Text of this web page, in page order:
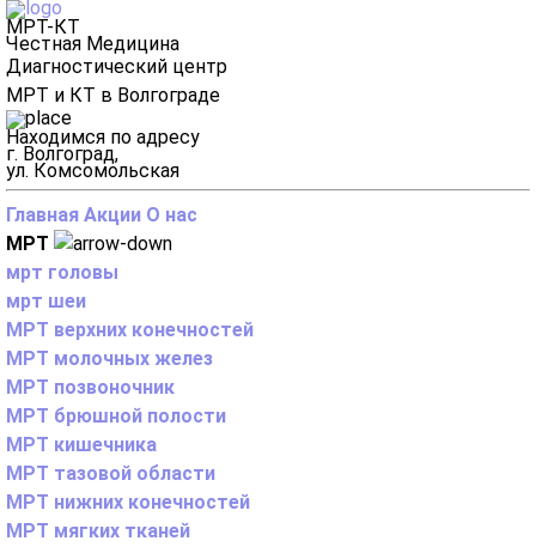
МРТ-КТ
Честная Медицина
Диагностический центр
МРТ и КТ в Волгограде
Находимся по адресу
г. Волгоград,
ул. Комсомольская
Главная Акции О нас
МРТ
мрт головы
мрт шеи
МРТ верхних конечностей
МРТ молочных желез
МРТ позвоночник
МРТ брюшной полости
МРТ кишечника
МРТ тазовой области
МРТ нижних конечностей
МРТ мягких тканей